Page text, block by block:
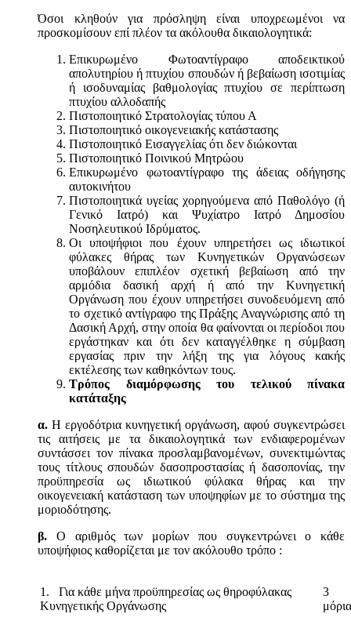
Όσοι κληθούν για πρόσληψη είναι υποχρεωμένοι να
προσκομίσουν επί πλέον τα ακόλουθα δικαιολογητικά:
Επικυρωμένο Φωτοαντίγραφο αποδεικτικού
απολυτηρίου ή πτυχίου σπουδών ή βεβαίωση ισοτιμίας
ή ισοδυναμίας βαθμολογίας πτυχίου σε περίπτωση
πτυχίου αλλοδαπής
Πιστοποιητικό Στρατολογίας τύπου Α
Πιστοποιητικό οικογενειακής κατάστασης
Πιστοποιητικό Εισαγγελίας ότι δεν διώκονται
Πιστοποιητικό Ποινικού Μητρώου
Επικυρωμένο φωτοαντίγραφο της άδειας οδήγησης
αυτοκινήτου
Πιστοποιητικά υγείας χορηγούμενα από Παθολόγο (ή
Γενικό Ιατρό) και Ψυχίατρο Ιατρό Δημοσίου
Νοσηλευτικού Ιδρύματος.
Οι υποψήφιοι που έχουν υπηρετήσει ως ιδιωτικοί
φύλακες θήρας των Κυνηγετικών Οργανώσεων
υποβάλουν επιπλέον σχετική βεβαίωση από την
αρμόδια δασική αρχή ή από την Κυνηγετική
Οργάνωση που έχουν υπηρετήσει συνοδευόμενη από
το σχετικό αντίγραφο της Πράξης Αναγνώρισης από τη
Δασική Αρχή, στην οποία θα φαίνονται οι περίοδοι που
εργάστηκαν και ότι δεν καταγγέλθηκε η σύμβαση
εργασίας πριν την λήξη της για λόγους κακής
εκτέλεσης των καθηκόντων τους.
Τρόπος διαμόρφωσης του τελικού πίνακα
κατάταξης
α. Η εργοδότρια κυνηγετική οργάνωση, αφού συγκεντρώσει
τις αιτήσεις με τα δικαιολογητικά των ενδιαφερομένων
συντάσσει τον πίνακα προσλαμβανομένων, συνεκτιμώντας
τους τίτλους σπουδών δασοπροστασίας ή δασοπονίας, την
προϋπηρεσία ως ιδιωτικού φύλακα θήρας και την
οικογενειακή κατάσταση των υποψηφίων με το σύστημα της
μοριοδότησης.
β. Ο αριθμός των μορίων που συγκεντρώνει ο κάθε
υποψήφιος καθορίζεται με τον ακόλουθο τρόπο :
1. Για κάθε μήνα προϋπηρεσίας ως θηροφύλακας
Κυνηγετικής Οργάνωσης
3
μόρια